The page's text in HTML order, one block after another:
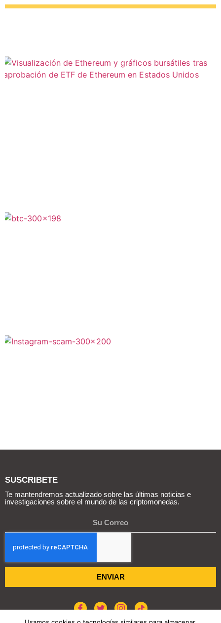
SUSCRIBETE
Te mantendremos actualizado sobre las últimas noticias e
investigaciones sobre el mundo de las criptomonedas.
ENVIAR